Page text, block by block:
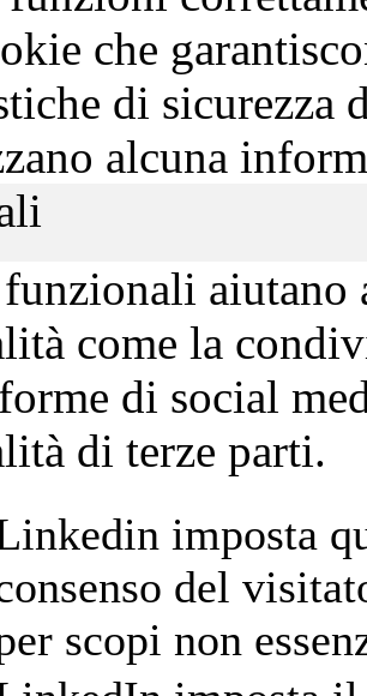
che
di sicurezza
alcuna
aiutano
come la
di social
di terze parti.
imposta
del
scopi non